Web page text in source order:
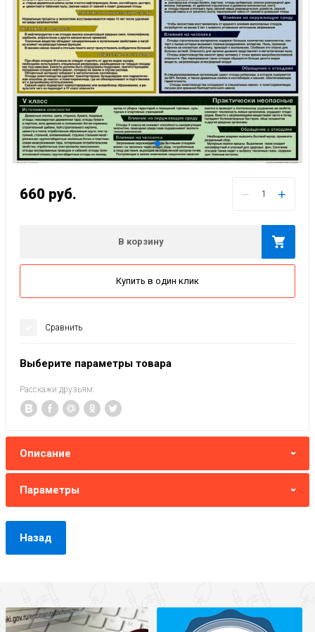
660 руб. − +
В корзину
Купить в один клик
Сравнить
Выберите параметры товара
Расскажи друзьям:
Описание
Параметры
Назад